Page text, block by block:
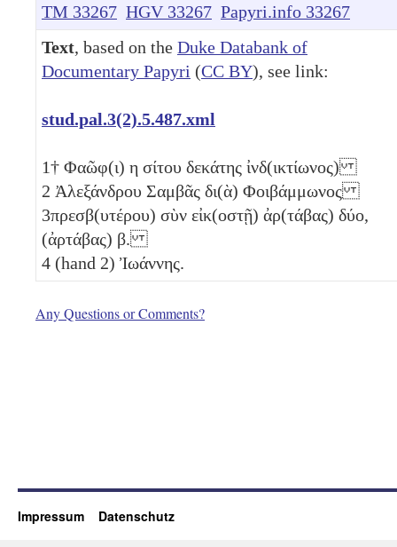
TM 33267 HGV 33267 Papyri.info 33267
Text, based on the Duke Databank of
Documentary Papyri (CC BY), see link:
stud.pal.3(2).5.487.xml
1† Φαῶφ(ι) η σίτου δεκάτης ἰνδ(ικτίωνος)
2 Ἀλεξάνδρου Σαμβᾶς δι(ὰ) Φοιβάμμωνος
3πρεσβ(υτέρου) σὺν εἰκ(οστῇ) ἀρ(τάβας) δύο,
(ἀρτάβας) β.
4 (hand 2) Ἰωάννης.
Any Questions or Comments?
Impressum Datenschutz